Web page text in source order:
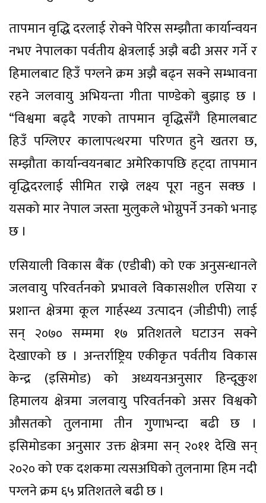
तापमान वृद्धि दरलाई रोक्ने पेरिस सम्झौता कार्यान्वयन
नभए नेपालका पर्वतीय क्षेत्रलाई अझै बढी असर गर्ने र
हिमालबाट हिउँ पग्लने क्रम अझै बढ्न सक्ने सम्भावना
रहने जलवायु अभियन्ता गीता पाण्डेको बुझाइ छ ।
“विश्वमा बढ्दै गएको तापमान वृद्धिसँगै हिमालबाट
हिउँ पग्लिएर कालापत्थरमा परिणत हुने खतरा छ,
सम्झौता कार्यान्वयनबाट अमेरिकापछि हट्दा तापमान
वृद्धिदरलाई सीमित राख्ने लक्ष्य पूरा नहुन सक्छ ।
यसको मार नेपाल जस्ता मुलुकले भोग्नुपर्ने उनको भनाइ
छ ।
एसियाली विकास बैंक (एडीबी) को एक अनुसन्धानले
जलवायु परिवर्तनको प्रभावले विकासशील एसिया र
प्रशान्त क्षेत्रमा कूल गार्हस्थ्य उत्पादन (जीडीपी) लाई
सन् २०७० सम्ममा १७ प्रतिशतले घटाउन सक्ने
देखाएको छ । अन्तर्राष्ट्रिय एकीकृत पर्वतीय विकास
केन्द्र (इसिमोड) को अध्ययनअनुसार हिन्दूकुश
हिमालय क्षेत्रमा जलवायु परिवर्तनको असर विश्वकोे
औसतको तुलनामा तीन गुणाभन्दा बढी छ ।
इसिमोडका अनुसार उक्त क्षेत्रमा सन् २०११ देखि सन्
२०२० को एक दशकमा त्यसअघिको तुलनामा हिम नदी
पग्लने क्रम ६५ प्रतिशतले बढी छ ।